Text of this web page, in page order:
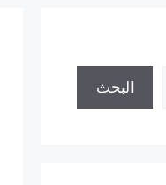
البحث